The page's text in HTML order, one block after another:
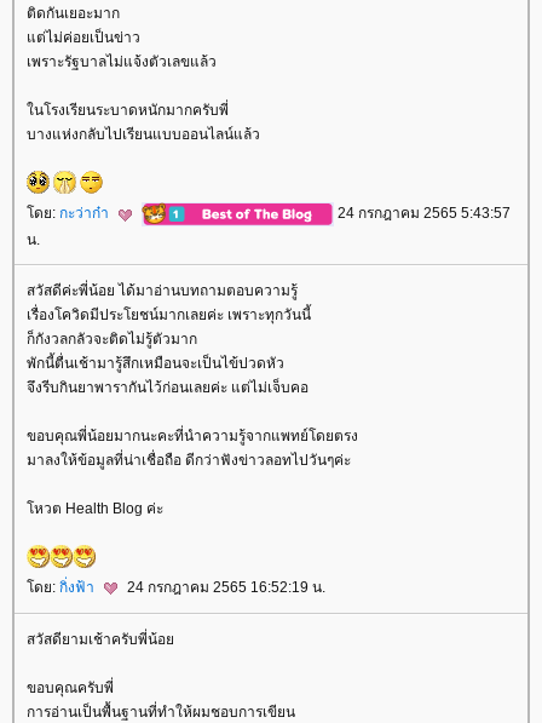
ติดกันเยอะมาก
ต่ไม่ค่อยเป็นข่าว
เพราะรัฐบาลไม่แจ้งตัวเลขแล้ว
นโรงเรียนระบาดหนักมากครับพี่
บางแห่งกลับไปเรียนแบบออนไลน์แล้ว
ดย: กะว่าก๋า
24 กรกฎาคม 2565 5:43:57
น.
สวัสดีค่ะพี่น้อย ได้มาอ่านบทถามตอบความรู้
เรื่องโควิดมีประโยชน์มากเลยค่ะ เพราะทุกวันนี้
ก็กังวลกลัวจะติดไม่รู้ตัวมาก
พักนี้ตื่นเช้ามารู้สึกเหมือนจะเป็นไข้ปวดหัว
จึงรีบกินยาพารากันไว้ก่อนเลยค่ะ แต่ไม่เจ็บคอ
ขอบคุณพี่น้อยมากนะคะที่นำความรู้จากแพทย์โดยตรง
มาลงให้ข้อมูลที่น่าเชื่อถือ ดีกว่าฟังข่าวลอทไปวันๆค่ะ
หวต Health Blog ค่ะ
ดย: กิ่งฟ้า 24 กรกฎาคม 2565 16:52:19 น.
สวัสดียามเช้าครับพี่น้อ
ขอบคุณครับพี่
การอ่านเป็นพื้นฐานที่ทำให้ผมชอบการเขียน